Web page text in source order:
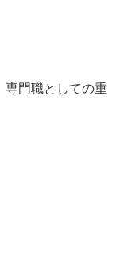
専門職としての重